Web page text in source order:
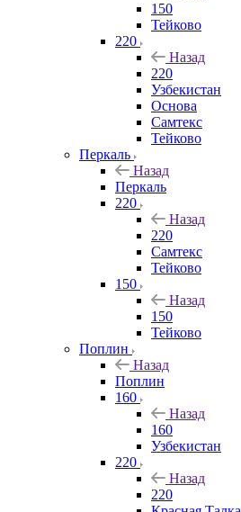
150
Тейково
220
Назад
220
Узбекистан
Основа
Самтекс
Тейково
Перкаль
Назад
Перкаль
220
Назад
220
Самтекс
Тейково
150
Назад
150
Тейково
Поплин
Назад
Поплин
160
Назад
160
Узбекистан
220
Назад
220